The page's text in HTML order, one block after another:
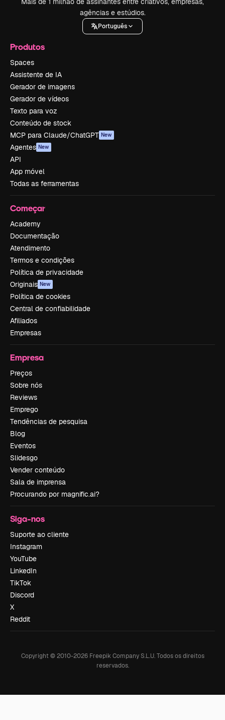
agências e estúdios.
Português
Produtos
Spaces
Assistente de IA
Gerador de imagens
Gerador de vídeos
Texto para voz
Conteúdo de stock
MCP para Claude/ChatGPT New
Agentes New
API
App móvel
Todas as ferramentas
Começar
Academy
Documentação
Atendimento
Termos e condições
Política de privacidade
Originais New
Política de cookies
Central de confiabilidade
Afiliados
Empresas
Empresa
Preços
Sobre nós
Reviews
Emprego
Tendências de pesquisa
Blog
Eventos
Slidesgo
Vender conteúdo
Sala de imprensa
Procurando por magnific.ai?
Siga-nos
Suporte ao cliente
Instagram
YouTube
LinkedIn
TikTok
Discord
X
Reddit
Copyright © 2010-2026Freepik Company S.L.U. Todos os direitos
reservados.